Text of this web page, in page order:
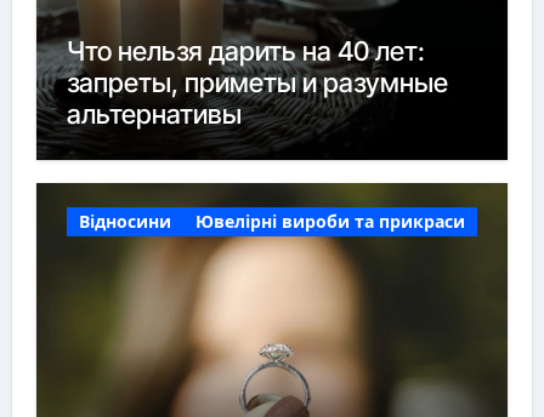
Что нельзя дарить на 40 лет:
запреты, приметы и разумные
альтернативы
Відносини Ювелірні вироби та прикраси